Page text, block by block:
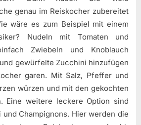
genau im Reiskocher zubereitet
wäre es zum Beispiel mit einem
Nudeln mit Tomaten und
Zwiebeln und Knoblauch
gewürfelte Zucchini hinzufügen
garen. Mit Salz, Pfeffer und
würzen und mit den gekochten
Eine weitere leckere Option sind
Champignons. Hier werden die